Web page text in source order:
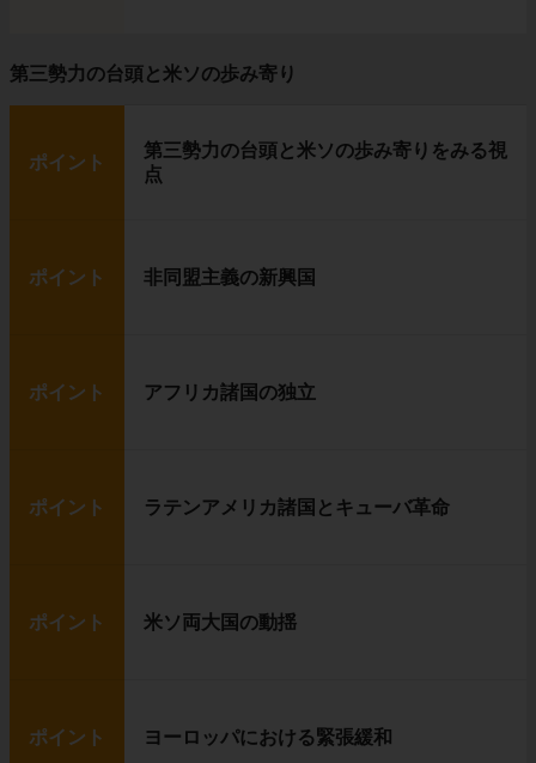
第三勢力の台頭と米ソの歩み寄り
ポイント
第三勢力の台頭と米ソの歩み寄りをみる視
点
ポイント 非同盟主義の新興国
ポイント アフリカ諸国の独立
ポイント ラテンアメリカ諸国とキューバ革命
ポイント 米ソ両大国の動揺
ポイント ヨーロッパにおける緊張緩和